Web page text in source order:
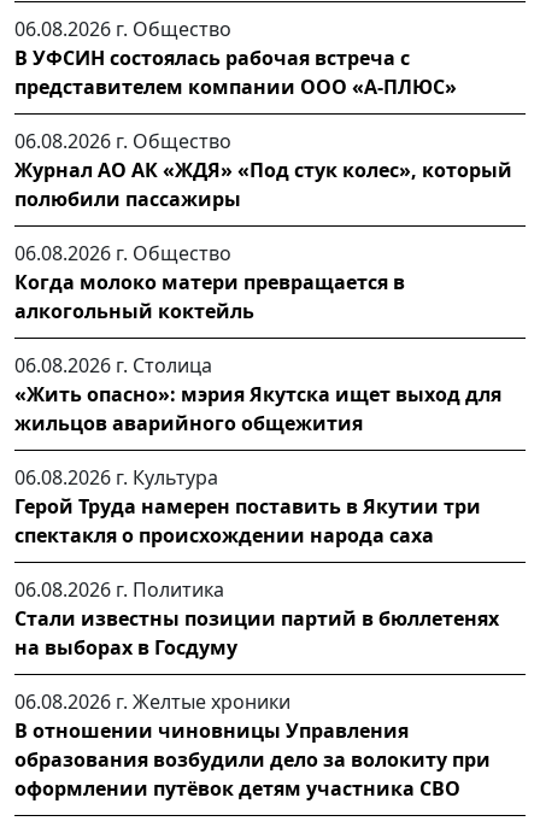
06.08.2026 г. Общество
В УФСИН состоялась рабочая встреча с
представителем компании ООО «А-ПЛЮС»
06.08.2026 г. Общество
Журнал АО АК «ЖДЯ» «Под стук колес», который
полюбили пассажиры
06.08.2026 г. Общество
Когда молоко матери превращается в
алкогольный коктейль
06.08.2026 г. Столица
«Жить опасно»: мэрия Якутска ищет выход для
жильцов аварийного общежития
06.08.2026 г. Культура
Герой Труда намерен поставить в Якутии три
спектакля о происхождении народа саха
06.08.2026 г. Политика
Стали известны позиции партий в бюллетенях
на выборах в Госдуму
06.08.2026 г. Желтые хроники
В отношении чиновницы Управления
образования возбудили дело за волокиту при
оформлении путёвок детям участника СВО